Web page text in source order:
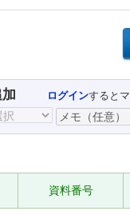
ログインすると
資料番号